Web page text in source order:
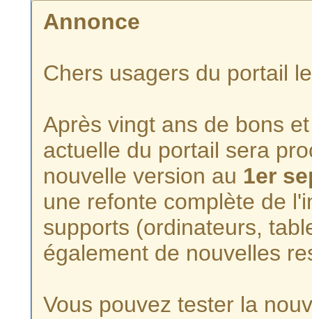
Annonce
Chers usagers du portail
Après vingt ans de bons
actuelle du portail sera
nouvelle version au 1er
une refonte complète de
supports (ordinateurs,
également de nouvelles
Vous pouvez tester la